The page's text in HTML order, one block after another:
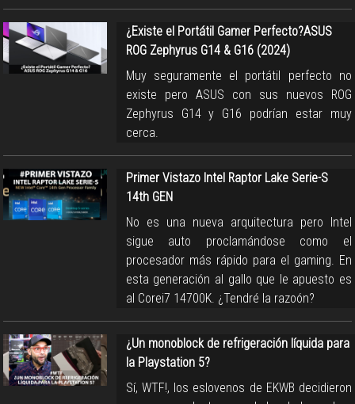
¿Existe el Portátil Gamer Perfecto?ASUS
ROG Zephyrus G14 & G16 (2024)
Muy seguramente el portátil perfecto no
existe pero ASUS con sus nuevos ROG
Zephyrus G14 y G16 podrían estar muy
cerca.
Primer Vistazo Intel Raptor Lake Serie-S
14th GEN
No es una nueva arquitectura pero Intel
sigue auto proclamándose como el
procesador más rápido para el gaming. En
esta generación al gallo que le apuesto es
al Corei7 14700K. ¿Tendré la razoón?
¿Un monoblock de refrigeración líquida para
la Playstation 5?
Sí, WTF!, los eslovenos de EKWB decidieron